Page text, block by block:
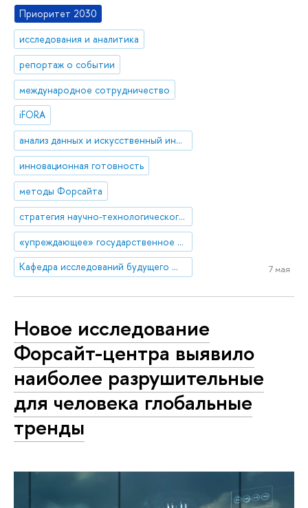
Приоритет 2030
исследования и аналитика
репортаж о событии
международное сотрудничество
iFORA
анализ данных и искусственный интеллект
инновационная готовность
методы Форсайта
стратегия научно-технологического развития
«упреждающее» государственное управление
Кафедра исследований будущего ЮНЕСКО
7 мая
Новое исследование
Форсайт-центра выявило
наиболее разрушительные
для человека глобальные
тренды